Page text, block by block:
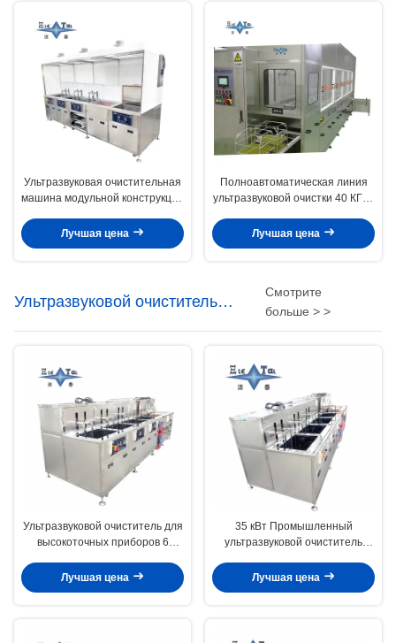
Ультразвуковая очистительная
машина модульной конструкции
ультразвуковая очистительная
машина по индивидуальному
Лучшая цена
Полноавтоматическая линия
ультразвуковой очистки 40 КГц -
ПКБ с вакуумной сушкой
Лучшая цена
Ультразвуковой очиститель
прибора
Смотрите
больше > >
Ультразвуковой очиститель для
высокоточных приборов 6
очистная лаборатория 28 кГц
40 кГц
Лучшая цена
35 кВт Промышленный
ультразвуковой очиститель
Лучшая цена